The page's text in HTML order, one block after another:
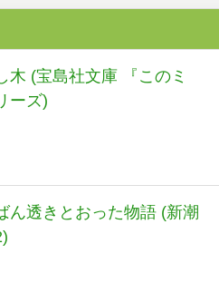
木 (宝島社文庫 『このミ
ーズ)
ん透きとおった物語 (新潮